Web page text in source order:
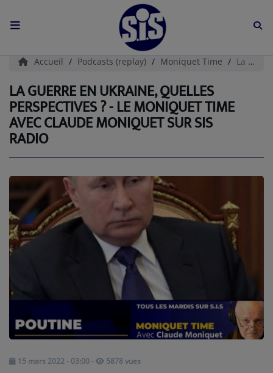
ACCUEIL
L'HISTOIRE DE S.I.S
BOUTIQUE
PODCASTS (CATALOGUE)
L'ÉQUIPE
Contact
Accueil Podcasts (replay) Moniquet Time La guerre en UKRAINE, quelles perspectives ? - LE MONIQUET TIME AVEC CLAUDE MONIQUET SUR SIS RADIO
LA GUERRE EN UKRAINE, QUELLES
PERSPECTIVES ? - LE MONIQUET TIME
AVEC CLAUDE MONIQUET SUR SIS
RADIO
15 mars 2022 - 03:00 - 5878 vues